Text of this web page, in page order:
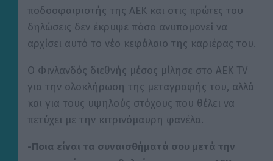
ποδοσφαιριστής της ΑΕΚ και στις πρώτες του
δηλώσεις δεν έκρυψε πόσο ανυπομονεί να
αρχίσει αυτό το νέο κεφάλαιο της καριέρας του.
Ο Φινλανδός διεθνής μέσος μίλησε στο AEK TV
για την ολοκλήρωση της μεταγραφής του, αλλά
και για τους υψηλούς στόχους που θέλει να
πετύχει με την κιτρινόμαυρη φανέλα.
-Ποια είναι τα συναισθήματά σου μετά την